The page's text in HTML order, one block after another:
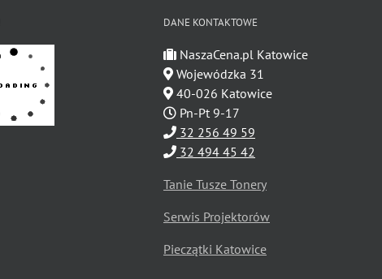
DANE KONTAKTOWE
NaszaCena.pl Katowice
Wojewódzka 31
40-026 Katowice
Pn-Pt 9-17
32 256 49 59
32 494 45 42
Tanie Tusze Tonery
Serwis Projektorów
Pieczątki Katowice